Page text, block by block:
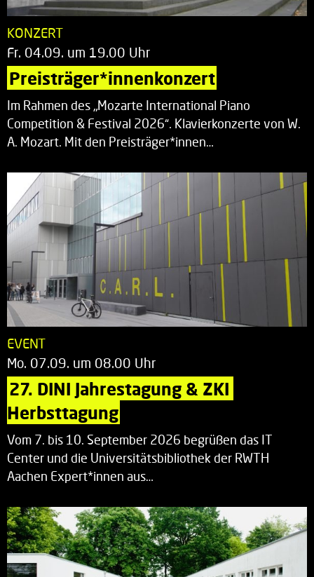
KONZERT
Fr. 04.09. um 19.00 Uhr
Preisträger*innenkonzert
Im Rahmen des „Mozarte International Piano
Competition & Festival 2026“. Klavierkonzerte von W.
A. Mozart. Mit den Preisträger*innen…
EVENT
Mo. 07.09. um 08.00 Uhr
27. DINI Jahrestagung & ZKI
Herbsttagung
Vom 7. bis 10. September 2026 begrüßen das IT
Center und die Universitätsbibliothek der RWTH
Aachen Expert*innen aus…